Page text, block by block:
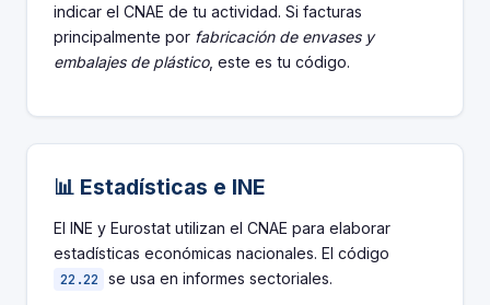
indicar el CNAE de tu actividad. Si facturas
principalmente por fabricación de envases y
embalajes de plástico, este es tu código.
📊 Estadísticas e INE
El INE y Eurostat utilizan el CNAE para elaborar
estadísticas económicas nacionales. El código
22.22 se usa en informes sectoriales.